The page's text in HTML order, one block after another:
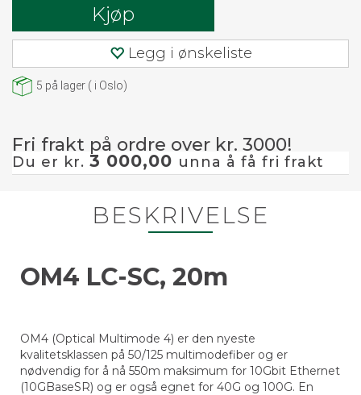
Kjøp
Legg i ønskeliste
5 på lager ( i Oslo)
Fri frakt på ordre over kr. 3000!
Du er kr. 3 000,00 unna å få fri frakt
BESKRIVELSE
OM4 LC-SC, 20m
OM4 (Optical Multimode 4) er den nyeste
kvalitetsklassen på 50/125 multimodefiber og er
nødvendig for å nå 550m maksimum for 10Gbit Ethernet
(10GBaseSR) og er også egnet for 40G og 100G. En